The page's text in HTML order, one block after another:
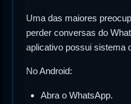
Uma das maiores
perder conversas do
aplicativo possui sistema
No Android:
Abra o WhatsApp.